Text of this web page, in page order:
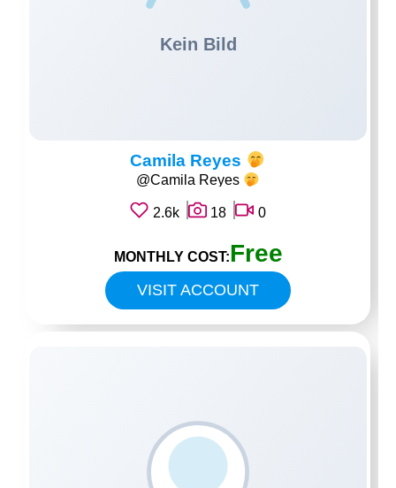
Camila Reyes
@Camila Reyes
2.6k 18 0
VISIT ACCOUNT
MONTHLY COST:Free